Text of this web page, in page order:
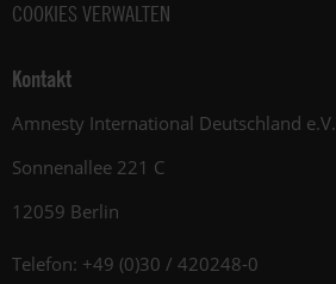
COOKIES VERWALTEN
Kontakt
Amnesty International Deutschland e.V.
Sonnenallee 221 C
12059 Berlin
Telefon: +49 (0)30 / 420248-0